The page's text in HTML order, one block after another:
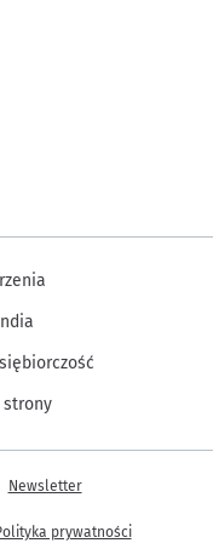
strony
Newsletter
prywatności